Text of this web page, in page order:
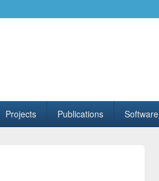
Projects Publications Software